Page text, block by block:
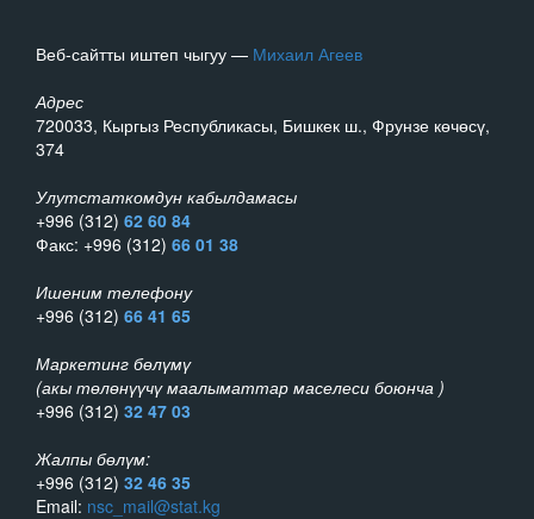
Веб-сайтты иштеп чыгуу — Михаил Агеев
Адрес
720033, Кыргыз Республикасы, Бишкек ш., Фрунзе көчөсү,
374
Улутстаткомдун кабылдамасы
+996 (312) 62 60 84
Факс: +996 (312) 66 01 38
Ишеним телефону
+996 (312) 66 41 65
Маркетинг бөлүмү
(акы төлөнүүчү маалыматтар маселеси боюнча )
+996 (312) 32 47 03
Жалпы бөлүм:
+996 (312) 32 46 35
Email: nsc_mail@stat.kg